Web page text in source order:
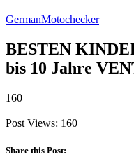
GermanMotochecker
BESTEN
bis 10 Jahre
160
Post Views: 160
Share this Post: